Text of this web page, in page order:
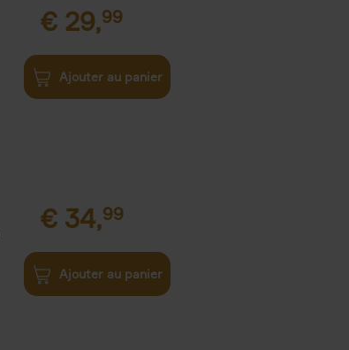
€ 29,99
Ajouter au panier
€ 34,99
Ajouter au panier